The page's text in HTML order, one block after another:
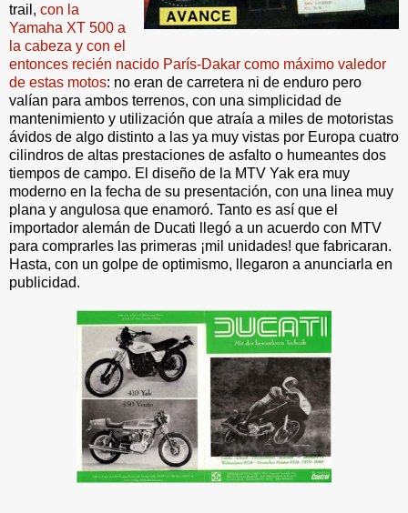
trail, con la
Yamaha XT 500 a
la cabeza y con el
entonces recién nacido París-Dakar como máximo valedor
de estas motos: no eran de carretera ni de enduro pero
valían para ambos terrenos, con una simplicidad de
mantenimiento y utilización que atraía a miles de motoristas
ávidos de algo distinto a las ya muy vistas por Europa cuatro
cilindros de altas prestaciones de asfalto o humeantes dos
tiempos de campo. El diseño de la MTV Yak era muy
moderno en la fecha de su presentación, con una linea muy
plana y angulosa que enamoró. Tanto es así que el
importador alemán de Ducati llegó a un acuerdo con MTV
para comprarles las primeras ¡mil unidades! que fabricaran.
Hasta, con un golpe de optimismo, llegaron a anunciarla en
publicidad.